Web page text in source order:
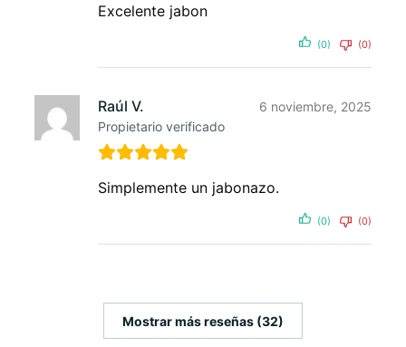
Excelente jabon
(0) (0)
Raúl V.
Propietario verificado
6 noviembre, 2025
Simplemente un jabonazo.
(0) (0)
Mostrar más reseñas (32)